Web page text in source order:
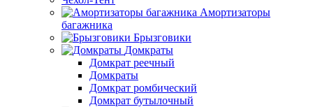
Амортизаторы
багажника
Брызговики
Домкраты
Домкрат реечный
Домкраты
Домкрат ромбический
Домкрат бутылочный